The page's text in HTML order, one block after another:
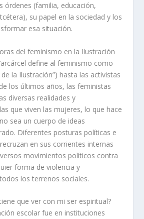
órdenes (familia, educación,
su papel en la sociedad y los
esa situación.
del feminismo en la Ilustración
define al feminismo como
la Ilustración”) hasta las activistas
los últimos años, las feministas
diversas realidades y
que viven las mujeres, lo que hace
sea un cuerpo de ideas
Diferentes posturas políticas e
en sus corrientes internas
movimientos políticos contra
forma de violencia y
los terrenos sociales.
que ver con mi ser espiritual?
escolar fue en instituciones